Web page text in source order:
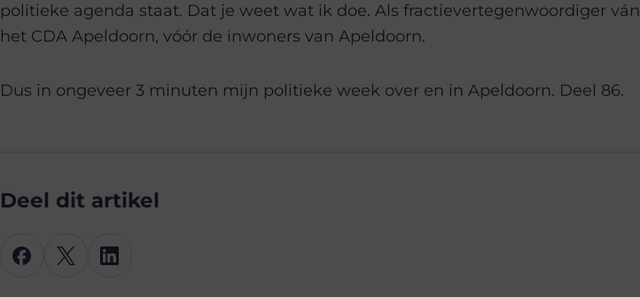
politieke agenda staat. Dat je weet wat ik doe. Als fractievertegenwoordiger ván
het CDA Apeldoorn, vóór de inwoners van Apeldoorn.
Dus in ongeveer 3 minuten mijn politieke week over en in Apeldoorn. Deel 86.
Deel dit artikel